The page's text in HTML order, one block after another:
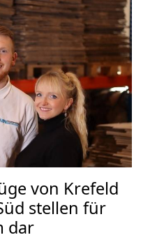
von Krefeld
stellen für
dar